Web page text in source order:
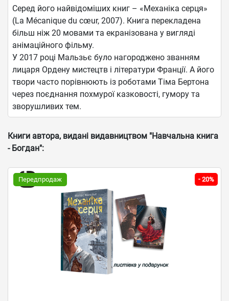
Серед його найвідоміших книг – «Механіка серця»
(La Mécanique du cœur, 2007). Книга перекладена
більш ніж 20 мовами та екранізована у вигляді
анімаційного фільму.
У 2017 році Мальзьє було нагороджено званням
лицаря Ордену мистецтв і літератури Франції. А його
твори часто порівнюють із роботами Тіма Бертона
через поєднання похмурої казковості, гумору та
зворушливих тем.
Книги автора, видані видавництвом "Навчальна книга
- Богдан":
- 20%
Передпродаж